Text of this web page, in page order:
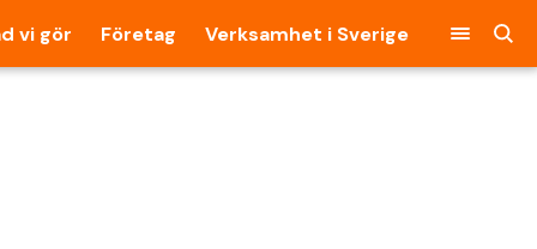
vi gör Företag Verksamhet i Sverige